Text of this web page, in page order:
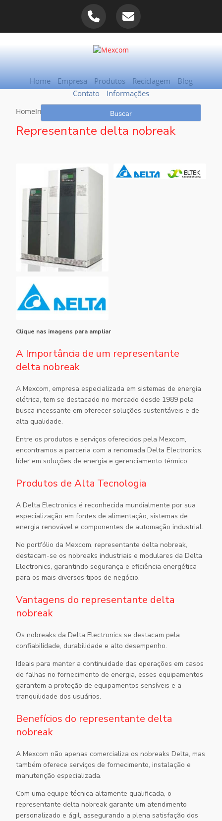
Home Empresa Produtos Reciclagem
Blog
Contato
Informações
HomeInformações Representante delta nobreak
Representante delta nobreak
Clique nas imagens para ampliar
A Importância de um representante
delta nobreak
A Mexcom, empresa especializada em sistemas de energia
elétrica, tem se destacado no mercado desde 1989 pela
busca incessante em oferecer soluções sustentáveis e de
alta qualidade.
Entre os produtos e serviços oferecidos pela Mexcom,
encontramos a parceria com a renomada Delta Electronics,
líder em soluções de energia e gerenciamento térmico.
Produtos de Alta Tecnologia
A Delta Electronics é reconhecida mundialmente por sua
especialização em fontes de alimentação, sistemas de
energia renovável e componentes de automação industrial.
No portfólio da Mexcom,representante delta nobreak,
destacam-se os nobreaks industriais e modulares da Delta
Electronics, garantindo segurança e eficiência energética
para os mais diversos tipos de negócio.
Vantagens do representante delta
nobreak
Os nobreaks da Delta Electronics se destacam pela
confiabilidade, durabilidade e alto desempenho.
Ideais para manter a continuidade das operações em casos
de falhas no fornecimento de energia, esses equipamentos
garantem a proteção de equipamentos sensíveis e a
tranquilidade dos usuários.
Benefícios do representante delta
nobreak
A Mexcom não apenas comercializa os nobreaks Delta, mas
também oferece serviços de fornecimento, instalação e
manutenção especializada.
Com uma equipe técnica altamente qualificada, o
representante delta nobreak garante um atendimento
personalizado e ágil, assegurando a plena satisfação dos